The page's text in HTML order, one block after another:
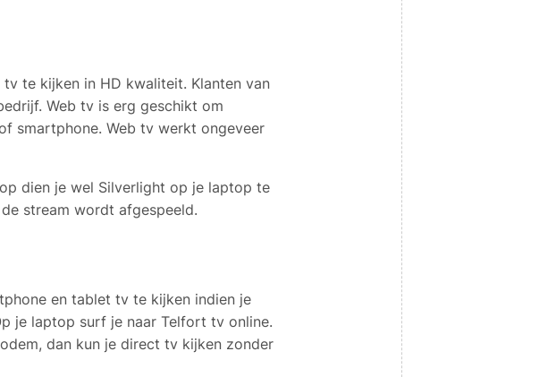
te kijken in HD kwaliteit. Klanten van
Web tv is erg geschikt om
smartphone. Web tv werkt ongeveer
dien je wel Silverlight op je laptop te
stream wordt afgespeeld.
en tablet tv te kijken indien je
je laptop surf je naar Telfort tv online.
dan kun je direct tv kijken zonder